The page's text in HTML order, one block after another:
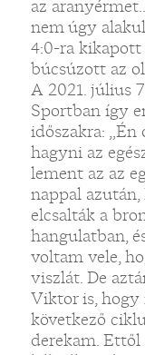
az
nem úgy
4:0-ra kikapott
búcsúzott az
A 2021. július
Sportban így
időszakra:
hagyni az
lement az az
nappal
elcsalták a
hangulatban,
voltam vele,
viszlát. De
Viktor is, hogy
következő
derekam.